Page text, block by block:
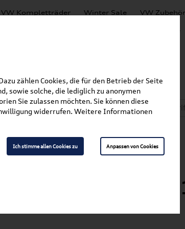
VW Kompletträder Winter Sale VW Zubehör
SEAT Produkte
5NA061160
/
zählen Cookies, die für den Betrieb der Seite
sowie solche, die lediglich zu anonymen
Sie zulassen möchten. Sie können diese
widerrufen. Weitere Informationen
Ich stimme allen Cookies zu Anpassen von Cookies